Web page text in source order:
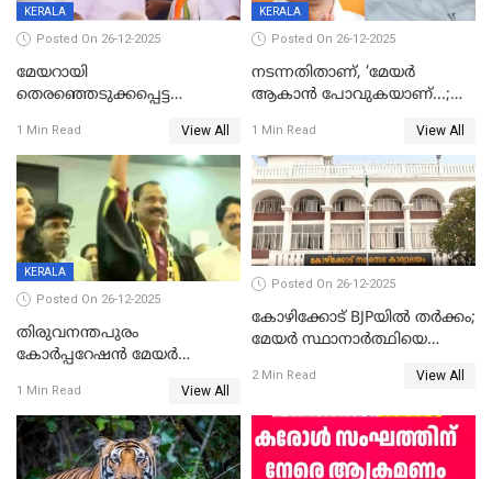
KERALA
Posted On 26-12-2025
മേയറായി
തെരഞ്ഞെടുക്കപ്പെട്ട
ആദ്യ വോട്ട് അസാധു; കണ്ണൂർ
ഡെപ്യൂട്ടി മേയർ സ്ഥാനത്ത്
താഹിറിന് വിജയം
1 Min Read View All
KERALA
Posted On 26-12-2025
നടന്നതിതാണ്, ‘മേയർ
ആകാൻ പോവുകയാണ്...;
മുഖ്യമന്ത്രിയുടെ ഓഫീസ്
തന്നെ വിശദീകരിയ്ക്കുന്നു;
സത്യമിതാണ്
1 Min Read View All
KERALA
Posted On 26-12-2025
തിരുവനന്തപുരം
കോര്‍പ്പറേഷന്‍ മേയര്‍
ഹൈക്കോടതിയിലേക്ക്;
സത്യപ്രതിജ്ഞ ചടങ്ങില്‍
ചട്ടലംഘനമെന്ന് പാർട്ടി
1 Min Read View All
Posted On 26-12-2025
കോഴിക്കോട് BJPയിൽ തർക്കം;
മേയർ സ്ഥാനാർത്ഥിയെ
2 Min Read View All